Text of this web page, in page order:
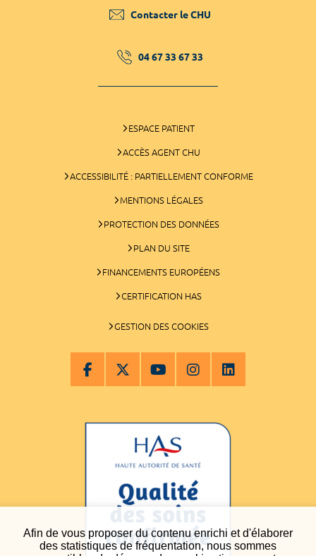
Afin de vous proposer du contenu enrichi et d'élaborer
des statistiques de fréquentation, nous sommes
Contacter le CHU
04 67 33 67 33
ESPACE PATIENT
ACCÈS AGENT CHU
ACCESSIBILITÉ : PARTIELLEMENT CONFORME
MENTIONS LÉGALES
PROTECTION DES DONNÉES
PLAN DU SITE
FINANCEMENTS EUROPÉENS
CERTIFICATION HAS
GESTION DES COOKIES